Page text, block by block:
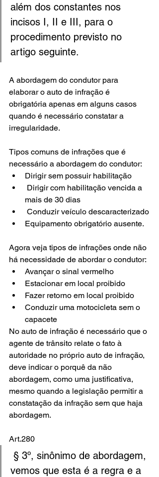
além dos constantes nos
incisos I, II e III, para o
procedimento previsto no
artigo seguinte.
A abordagem do condutor para
elaborar o auto de infração é
obrigatória apenas em alguns casos
quando é necessário constatar a
irregularidade.
Tipos comuns de infrações que é
necessário a abordagem do condutor:
Dirigir sem possuir habilitação
mais de 30 dias
Conduzir veículo descaracterizado
Equipamento obrigatório ausente.
Agora veja tipos de infrações onde não
há necessidade de abordar o condutor:
Avançar o sinal vermelho
Estacionar em local proibido
Fazer retorno em local proibido
Conduzir uma motocicleta sem o
capacete
No auto de infração é necessário que o
agente de trânsito relate o fato à
autoridade no próprio auto de infração,
deve indicar o porquê da não
abordagem, como uma justificativa,
mesmo quando a legislação permitir a
constatação da infração sem que haja
abordagem.
Art.280
vemos que esta é a regra e a